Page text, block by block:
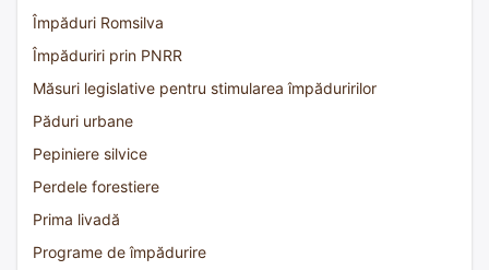
Împăduri Romsilva
Împăduriri prin PNRR
Măsuri legislative pentru stimularea împăduririlor
Păduri urbane
Pepiniere silvice
Perdele forestiere
Prima livadă
Programe de împădurire